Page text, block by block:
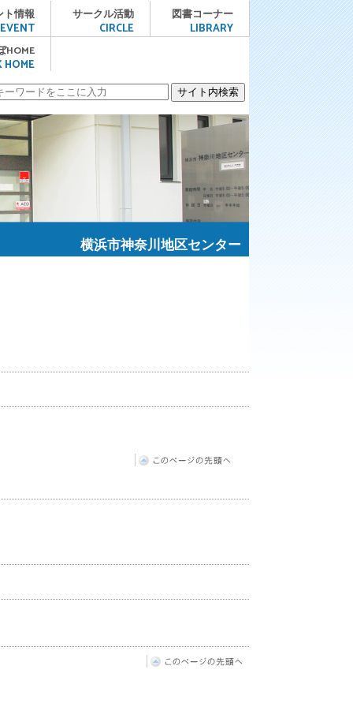
横浜市神奈川地区センター
メニュー
ト情報
EVENT
サークル活動
CIRCLE
図書コーナー
LIBRARY
HOME
HOME